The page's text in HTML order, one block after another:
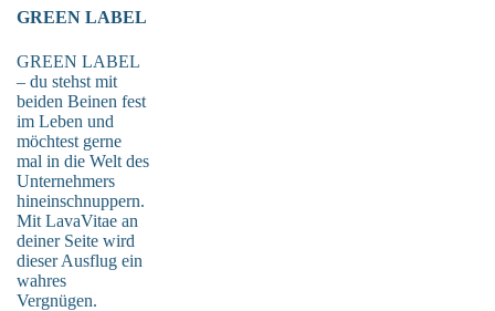
GREEN LABEL
GREEN LABEL
– du stehst mit
beiden Beinen fest
im Leben und
möchtest gerne
mal in die Welt des
Unternehmers
hineinschnuppern.
Mit LavaVitae an
deiner Seite wird
dieser Ausflug ein
wahres
Vergnügen.